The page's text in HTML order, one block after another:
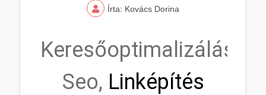
Írta: Kovács Dorina
Keresőoptimalizálás,
Seo, Linképítés